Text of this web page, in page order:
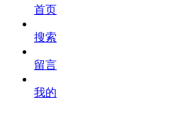
首页
搜索
留言
我的